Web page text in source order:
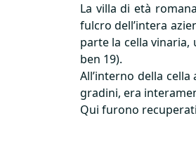
La villa di età
fulcro dell’intera
parte la cella
ben 19).
All’interno della
gradini, era
Qui furono